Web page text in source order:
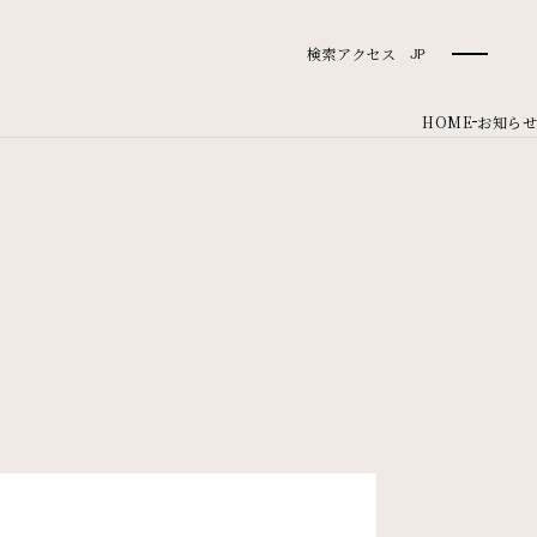
検索アクセス JP
HOME お知らせ